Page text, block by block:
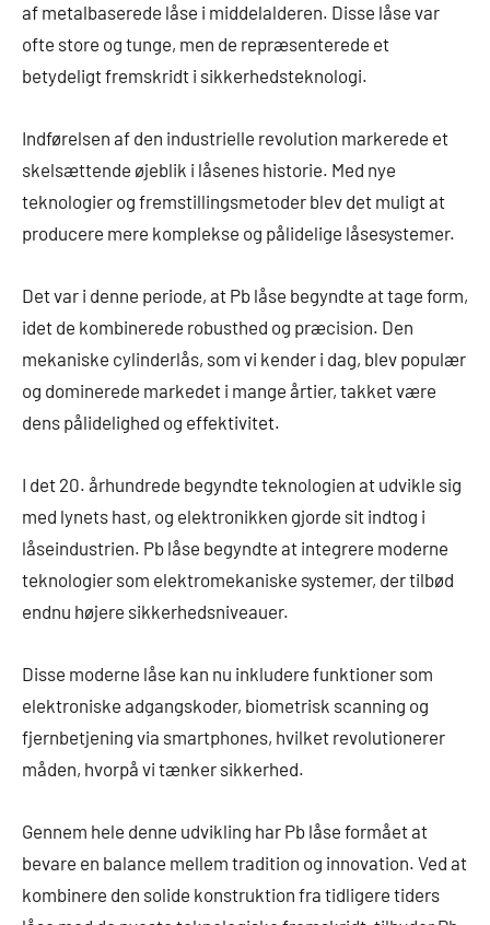
af metalbaserede låse i middelalderen. Disse låse var
ofte store og tunge, men de repræsenterede et
betydeligt fremskridt i sikkerhedsteknologi.
Indførelsen af den industrielle revolution markerede et
skelsættende øjeblik i låsenes historie. Med nye
teknologier og fremstillingsmetoder blev det muligt at
producere mere komplekse og pålidelige låsesystemer.
Det var i denne periode, at Pb låse begyndte at tage form,
idet de kombinerede robusthed og præcision. Den
mekaniske cylinderlås, som vi kender i dag, blev populær
og dominerede markedet i mange årtier, takket være
dens pålidelighed og effektivitet.
I det 20. århundrede begyndte teknologien at udvikle sig
med lynets hast, og elektronikken gjorde sit indtog i
låseindustrien. Pb låse begyndte at integrere moderne
teknologier som elektromekaniske systemer, der tilbød
endnu højere sikkerhedsniveauer.
Disse moderne låse kan nu inkludere funktioner som
elektroniske adgangskoder, biometrisk scanning og
fjernbetjening via smartphones, hvilket revolutionerer
måden, hvorpå vi tænker sikkerhed.
Gennem hele denne udvikling har Pb låse formået at
bevare en balance mellem tradition og innovation. Ved at
kombinere den solide konstruktion fra tidligere tiders